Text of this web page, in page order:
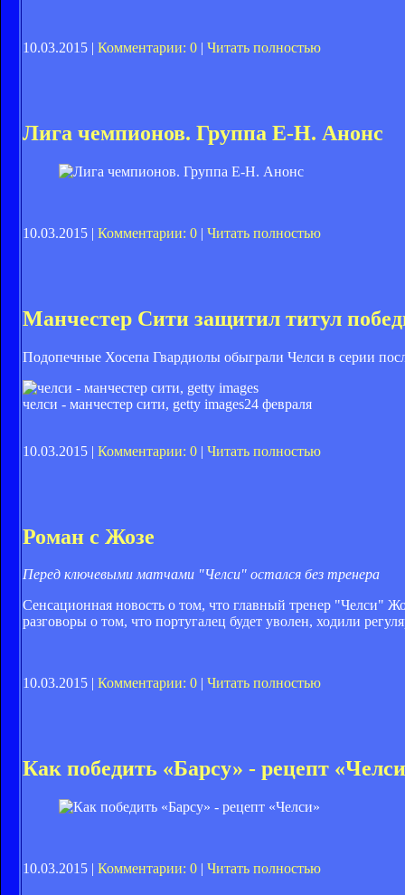
10.03.2015 | Комментарии: 0 | Читать полностью
Лига чемпионов. Группа Е-Н. Анонс
10.03.2015 | Комментарии: 0 | Читать полностью
Манчестер Сити защитил титул
Подопечные Хосепа Гвардиолы обыграли Челси в серии
челси - манчестер сити, getty images24 февраля
10.03.2015 | Комментарии: 0 | Читать полностью
Роман с Жозе
Перед ключевыми матчами "Челси" остался без тренера
Сенсационная новость о том, что главный тренер "Челси"
разговоры о том, что португалец будет уволен, ходили
10.03.2015 | Комментарии: 0 Читать полностью
Как победить «Барсу» - рецепт
10.03.2015 | Комментарии: 0 | Читать полностью